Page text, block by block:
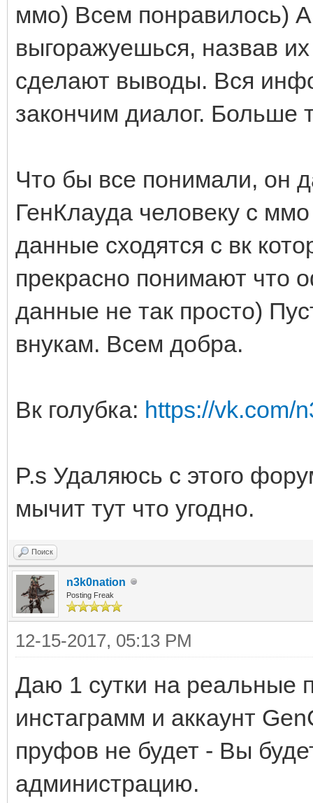
ммо) Всем понравилось)
выгоражуешься, назвав
сделают выводы. Вся
закончим диалог. Больше
Что бы все понимали, он
ГенКлауда человеку с
данные сходятся с вк
прекрасно понимают что
данные не так просто)
внукам. Всем добра.
Вк голубка: https://vk.com/
P.s Удаляюсь с этого
мычит тут что угодно.
Поиск
n3k0nation
Posting Freak
12-15-2017, 05:13 PM
Даю 1 сутки на реальные
инстаграмм и аккаунт
пруфов не будет - Вы
администрацию.